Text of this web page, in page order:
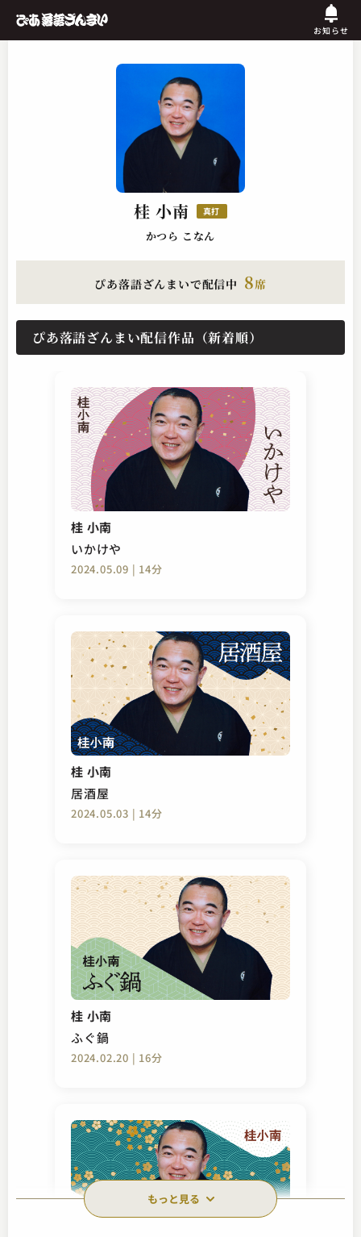
お知らせ
桂 小南 真打
かつら こなん
ぴあ落語ざんまいで配信中 8席
ぴあ落語ざんまい配信作品（新着順）
桂 小南
いかけや
2024.05.09 | 14分
桂 小南
居酒屋
2024.05.03 | 14分
桂 小南
ふぐ鍋
2024.02.20 | 16分
もっと見る